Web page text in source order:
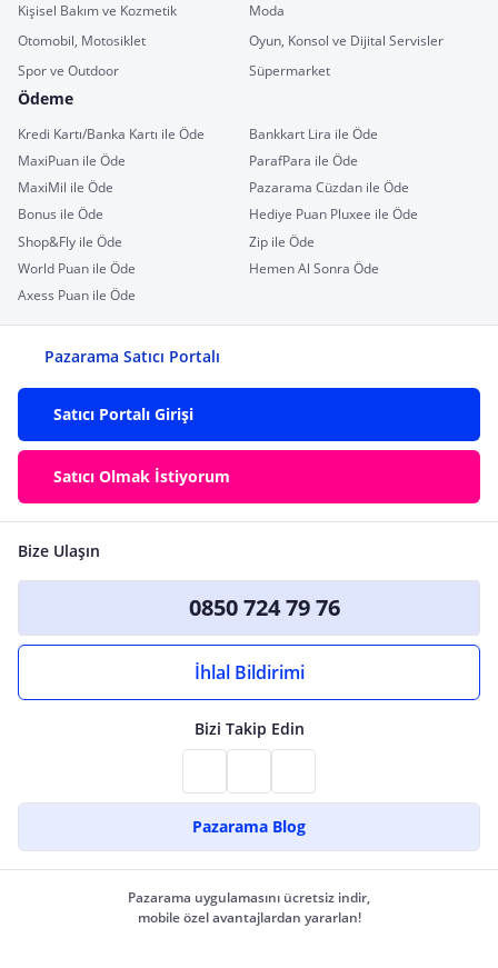
Kişisel Bakım ve Kozmetik
Moda
Otomobil, Motosiklet
Oyun, Konsol ve Dijital Servisler
Spor ve Outdoor
Süpermarket
Ödeme
Kredi Kartı/Banka Kartı ile Öde
Bankkart Lira ile Öde
MaxiPuan ile Öde
ParafPara ile Öde
MaxiMil ile Öde
Pazarama Cüzdan ile Öde
Bonus ile Öde
Hediye Puan Pluxee ile Öde
Shop&Fly ile Öde
Zip ile Öde
World Puan ile Öde
Hemen Al Sonra Öde
Axess Puan ile Öde
Pazarama Satıcı Portalı
Satıcı Portalı Girişi
Satıcı Olmak İstiyorum
Bize Ulaşın
0850 724 79 76
İhlal Bildirimi
Bizi Takip Edin
Pazarama Blog
Pazarama uygulamasını ücretsiz indir,
mobile özel avantajlardan yararlan!